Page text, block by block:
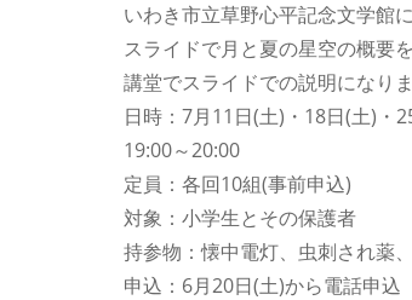
いわき市立草野心平記念文学館
スライドで月と夏の星空の概要
講堂でスライドでの説明になりま
日時：7月11日(土)・18日(土)・
19:00～20:00
定員：各回10組(事前申込)
対象：小学生とその保護者
持参物：懐中電灯、虫刺され薬
申込：6月20日(土)から電話申込